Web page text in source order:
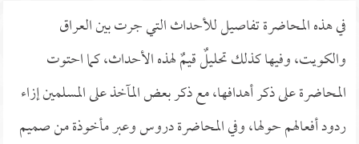
في هذه المحاضرة تفاصيل للأحداث التي جرت بين العراق
والكويت، وفيها كذلك تحليلٌ قيمٌ لهذه الأحداث، كما احتوت
المحاضرة على ذكر أهدافها، مع ذكر بعض المآخذ على المسلمين إزاء
ردود أفعالهم حولها، وفي المحاضرة دروس وعبر مأخوذة من صميم